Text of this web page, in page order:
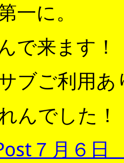
一に。
で来ます！
ブご利用
んでした！
７月６